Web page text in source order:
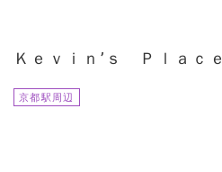
Ｋｅｖｉｎ’ｓ Ｐｌａｃｅ
京都駅周辺